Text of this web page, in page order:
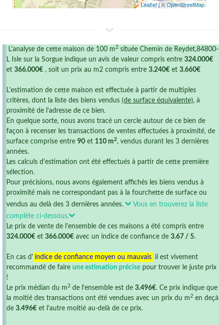
Leaflet| ©OpenStreetMap
L'analyse de cette maison de 100 m 2 située Chemin de Reydet,84800-
L Isle sur la Sorgue indique un avis de valeur compris entre 324.000€
et 366.000€ , soit un prix au m2 compris entre 3.240€ et 3.660€
L'estimation de cette maison est effectuée à partir de multiples
critères, dont la liste des biens vendus (de surface équivalente), à
proximité de l'adresse de ce bien.
En quelque sorte, nous avons tracé un cercle autour de ce bien de
façon à recenser les transactions de ventes effectuées à proximité, de
surface comprise entre 90 et 110 m2, vendus durant les 3 dernières
années.
Les calculs d'estimation ont été effectués à partir de cette première
sélection.
Pour précisions, nous avons également affichés les biens vendus à
proximité mais ne correspondant pas à la fourchette de surface ou
vendus au delà des 3 dernières années.
Vous en trouverez la liste
complète ci-dessous.
Le prix de vente de l'ensemble de ces maisons a été compris entre
324.000€ et 366.000€ avec un indice de confiance de 3.67 / 5.
En cas d' indice de confiance moyen ou mauvais il est vivement
recommandé de faire une estimation précise pour trouver le juste prix
!
Le prix médian du m 2 de l'ensemble est de 3.496€. Ce prix indique que
la moitié des transactions ont été vendues avec un prix du m 2 en deçà
de 3.496€ et l'autre moitié au-delà de ce prix.